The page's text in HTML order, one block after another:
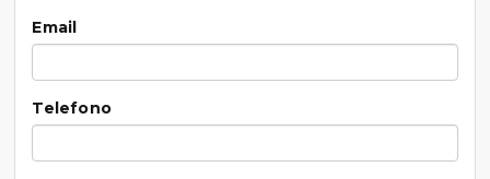
Email
Telefono